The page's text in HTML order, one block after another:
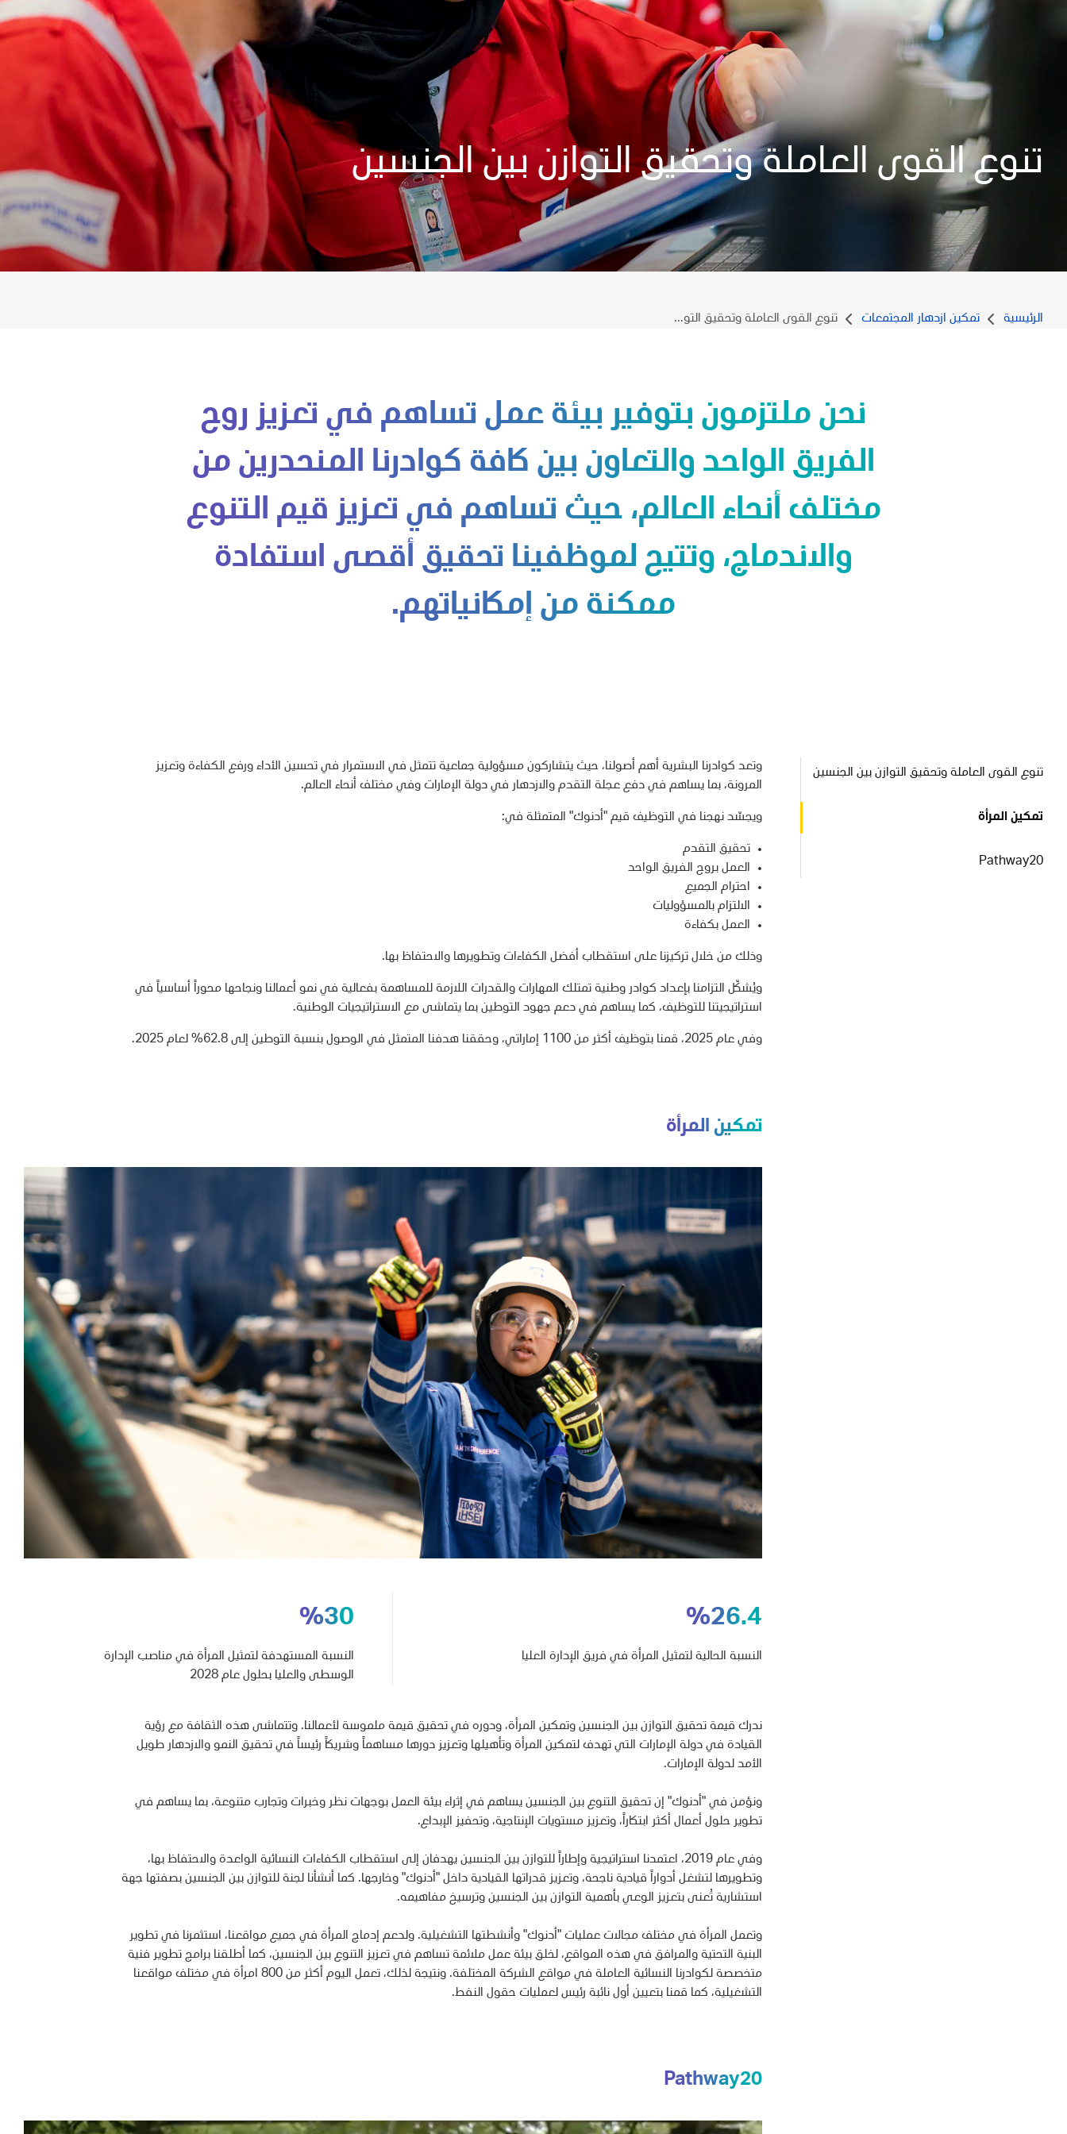
تنوع القوى العاملة وتحقيق التوازن بين الجنسين
الرئيسية تمكين ازدهار المجتمعات تنوع القوى العاملة وتحقيق التو...
نحن ملتزمون بتوفير بيئة عمل تساهم في تعزيز روح
الفريق الواحد والتعاون بين كافة كوادرنا المنحدرين من
مختلف أنحاء العالم، حيث تساهم في تعزيز قيم التنوع
والاندماج، وتتيح لموظفينا تحقيق أقصى استفادة
ممكنة من إمكانياتهم.
تنوع القوى العاملة وتحقيق التوازن بين الجنسين
تمكين المرأة
Pathway20
وتعد كوادرنا البشرية أهم أصولنا، حيث يتشاركون مسؤولية جماعية تتمثل في الاستمرار في تحسين الأداء ورفع الكفاءة وتعزيز
المرونة، بما يساهم في دفع عجلة التقدم والازدهار في دولة الإمارات وفي مختلف أنحاء العالم.
ويجسّد نهجنا في التوظيف قيم "أدنوك" المتمثلة في:
تحقيق التقدم
العمل بروح الفريق الواحد
احترام الجميع
الالتزام بالمسؤوليات
العمل بكفاءة
وذلك من خلال تركيزنا على استقطاب أفضل الكفاءات وتطويرها والاحتفاظ بها.
ويُشكّل التزامنا بإعداد كوادر وطنية تمتلك المهارات والقدرات اللازمة للمساهمة بفعالية في نمو أعمالنا ونجاحها محوراً أساسياً في
استراتيجيتنا للتوظيف، كما يساهم في دعم جهود التوطين بما يتماشى مع الاستراتيجيات الوطنية.
وفي عام 2025، قمنا بتوظيف أكثر من 1100 إماراتي، وحققنا هدفنا المتمثل في الوصول بنسبة التوطين إلى 62.8% لعام 2025.
تمكين المرأة
%26.4
النسبة الحالية لتمثيل المرأة في فريق الإدارة العليا
%30
النسبة المستهدفة لتمثيل المرأة في مناصب الإدارة
الوسطى والعليا بحلول عام 2028
ندرك قيمة تحقيق التوازن بين الجنسين وتمكين المرأة، ودوره في تحقيق قيمة ملموسة لأعمالنا. وتتماشى هذه الثقافة مع رؤية
القيادة في دولة الإمارات التي تهدف لتمكين المرأة وتأهيلها وتعزيز دورها مساهماً وشريكاً رئيساً في تحقيق النمو والازدهار طويل
الأمد لدولة الإمارات.
ونؤمن في "أدنوك" إن تحقيق التنوع بين الجنسين يساهم في إثراء بيئة العمل بوجهات نظر وخبرات وتجارب متنوعة، بما يساهم في
تطوير حلول أعمال أكثر ابتكاراً، وتعزيز مستويات الإنتاجية، وتحفيز الإبداع.
وفي عام 2019، اعتمدنا استراتيجية وإطاراً للتوازن بين الجنسين يهدفان إلى استقطاب الكفاءات النسائية الواعدة والاحتفاظ بها،
وتطويرها لتشغل أدواراً قيادية ناجحة، وتعزيز قدراتها القيادية داخل "أدنوك" وخارجها. كما أنشأنا لجنة للتوازن بين الجنسين بصفتها جهة
استشارية تُعنى بتعزيز الوعي بأهمية التوازن بين الجنسين وترسيخ مفاهيمه.
وتعمل المرأة في مختلف مجالات عمليات "أدنوك" وأنشطتها التشغيلية. ولدعم إدماج المرأة في جميع مواقعنا، استثمرنا في تطوير
البنية التحتية والمرافق في هذه المواقع، لخلق بيئة عمل ملائمة تساهم في تعزيز التنوع بين الجنسين، كما أطلقنا برامج تطوير فنية
متخصصة لكوادرنا النسائية العاملة في مواقع الشركة المختلفة. ونتيجة لذلك، تعمل اليوم أكثر من 800 امرأة في مختلف مواقعنا
التشغيلية، كما قمنا بتعيين أول نائبة رئيس لعمليات حقول النفط.
Pathway20